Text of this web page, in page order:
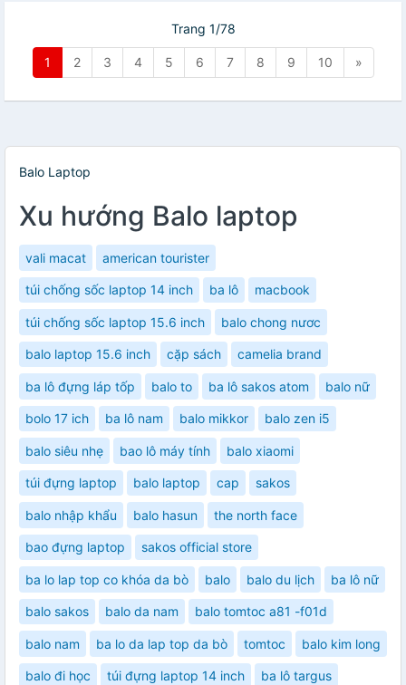
Trang 1/78
1 2 3 4 5 6 7 8 9 10 »
Balo Laptop
Xu hướng Balo laptop
vali macat american tourister
túi chống sốc laptop 14 inch ba lô macbook
túi chống sốc laptop 15.6 inch balo chong nươc
balo laptop 15.6 inch cặp sách camelia brand
ba lô đựng láp tốp balo to ba lô sakos atom balo nữ
bolo 17 ich ba lô nam balo mikkor balo zen i5
balo siêu nhẹ bao lô máy tính balo xiaomi
túi đựng laptop balo laptop cap sakos
balo nhập khẩu balo hasun the north face
bao đựng laptop sakos official store
ba lo lap top co khóa da bò balo balo du lịch ba lô nữ
balo sakos balo da nam balo tomtoc a81 -f01d
balo nam ba lo da lap top da bò tomtoc balo kim long
balo đi học túi đựng laptop 14 inch ba lô targus